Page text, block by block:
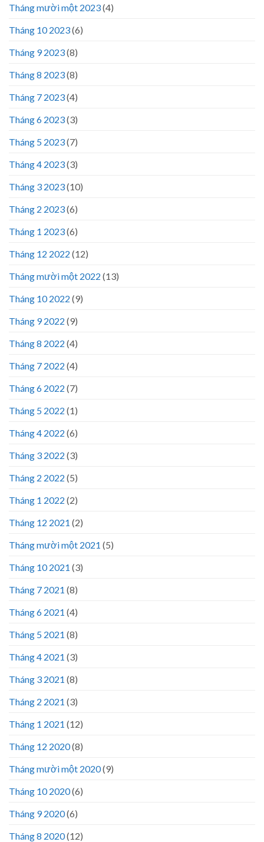
Tháng mười một 2023(4)
Tháng 10 2023(6)
Tháng 9 2023(8)
Tháng 8 2023(8)
Tháng 7 2023(4)
Tháng 6 2023(3)
Tháng 5 2023(7)
Tháng 4 2023(3)
Tháng 3 2023(10)
Tháng 2 2023(6)
Tháng 1 2023(6)
Tháng 12 2022 (12)
Tháng mười một 2022 (13)
Tháng 10 2022 (9)
Tháng 9 2022 (9)
Tháng 8 2022 (4)
Tháng 7 2022 (4)
Tháng 6 2022 (7)
Tháng 5 2022 (1)
Tháng 4 2022 (6)
Tháng 3 2022 (3)
Tháng 2 2022 (5)
Tháng 1 2022 (2)
Tháng 12 2021 (2)
Tháng mười một 2021 (5)
Tháng 10 2021 (3)
Tháng 7 2021 (8)
Tháng 6 2021 (4)
Tháng 5 2021 (8)
Tháng 4 2021 (3)
Tháng 3 2021 (8)
Tháng 2 2021 (3)
Tháng 1 2021 (12)
Tháng 12 2020(8)
Tháng mười một 2020(9)
Tháng 10 2020(6)
Tháng 9 2020(6)
Tháng 8 2020(12)